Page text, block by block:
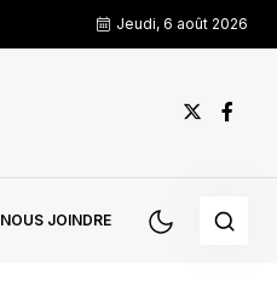
Jeudi, 6 août 2026
NOUS JOINDRE